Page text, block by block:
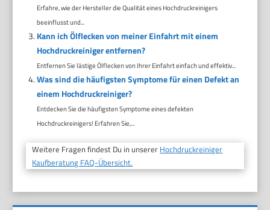
Erfahre, wie der Hersteller die Qualität eines Hochdruckreinigers
beeinflusst und...
Kann ich Ölflecken von meiner Einfahrt mit einem
Hochdruckreiniger entfernen?
Entfernen Sie lästige Ölflecken von Ihrer Einfahrt einfach und effektiv...
Was sind die häufigsten Symptome für einen Defekt an
einem Hochdruckreiniger?
Entdecken Sie die häufigsten Symptome eines defekten
Hochdruckreinigers! Erfahren Sie,...
Weitere Fragen findest Du in unserer Hochdruckreiniger
Kaufberatung FAQ-Übersicht.